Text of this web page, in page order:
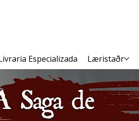
Especializada Læristaðr